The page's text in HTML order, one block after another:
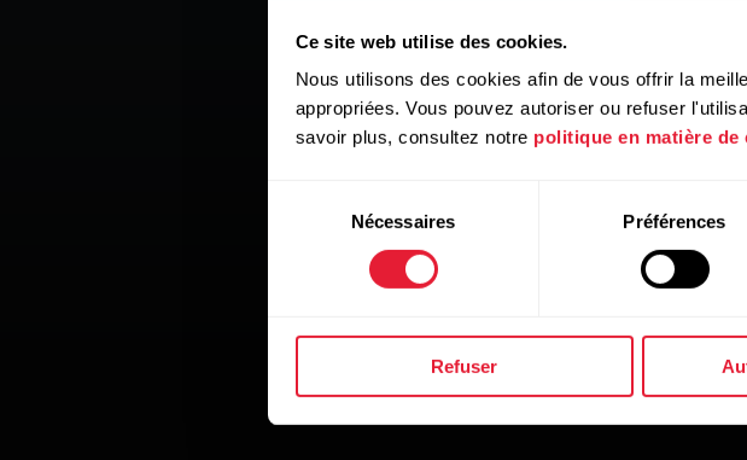
Ce site web utilise des cookies.
Nous utilisons des cookies afin de vous offrir la
appropriées. Vous pouvez autoriser ou refuser
savoir plus, consultez notre politique en matière de
consentement
Nécessaires Préférences
Refuser